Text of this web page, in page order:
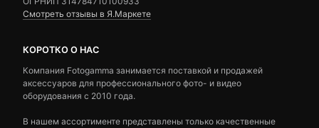
Смотреть отзывы в Я.Маркете
КОРОТКО О НАС
Компания Fotogamma занимается поставкой и продажей
аксессуаров для профессионального фото- и видео
оборудования с 2010 года.
В нашем ассортименте представлены только качественные